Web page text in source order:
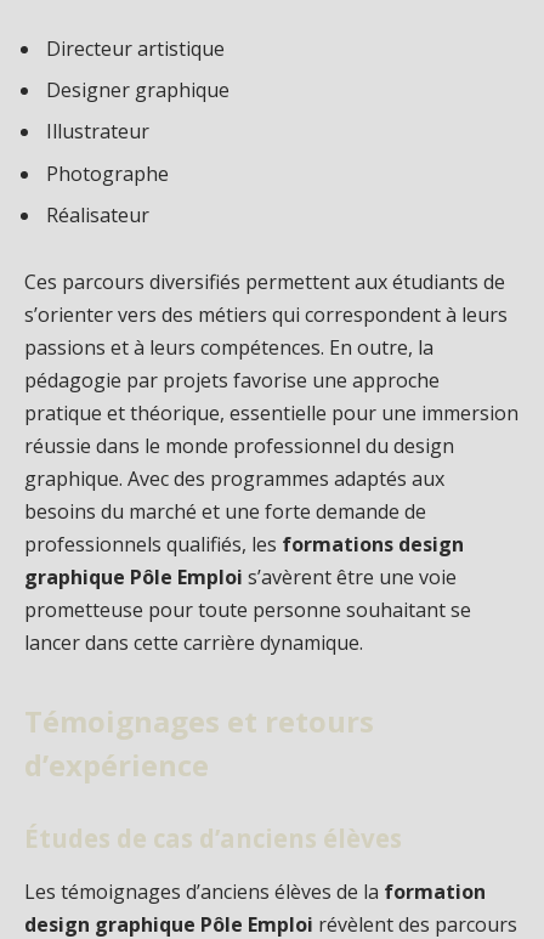
Directeur artistique
Designer graphique
Illustrateur
Photographe
Réalisateur
Ces parcours diversifiés permettent aux étudiants de
s’orienter vers des métiers qui correspondent à leurs
passions et à leurs compétences. En outre, la
pédagogie par projets favorise une approche
pratique et théorique, essentielle pour une immersion
réussie dans le monde professionnel du design
graphique. Avec des programmes adaptés aux
besoins du marché et une forte demande de
professionnels qualifiés, les formations design
graphique Pôle Emploi s’avèrent être une voie
prometteuse pour toute personne souhaitant se
lancer dans cette carrière dynamique.
Témoignages et retours
d’expérience
Études de cas d’anciens élèves
Les témoignages d’anciens élèves de la formation
design graphique Pôle Emploi révèlent des parcours